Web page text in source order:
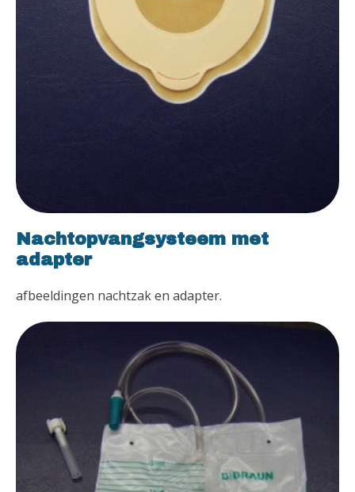
Nachtopvangsysteem met
adapter
afbeeldingen nachtzak en adapter.